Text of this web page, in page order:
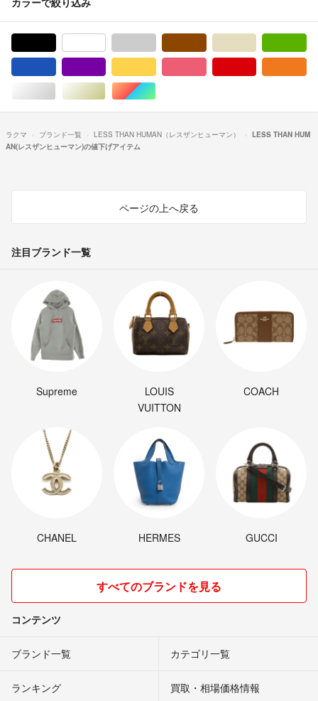
シルバー/銀色系ゴールド/金色系マルチカラー
ラクマ ブランド一覧 LESS THAN HUMAN（レスザンヒューマン）
LESS THAN HUM
AN(レスザンヒューマン)の値下げアイテム
ページの上へ戻る
注目ブランド一覧
Supreme
LOUIS
VUITTON
COACH
CHANEL HERMES GUCCI
すべてのブランドを見る
コンテンツ
ブランド一覧 カテゴリ一覧
ランキング 買取・相場価格情報